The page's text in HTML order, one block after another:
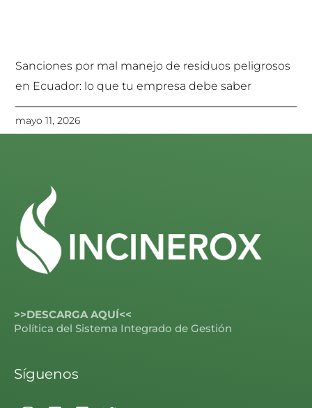
Sanciones por mal manejo de residuos peligrosos
en Ecuador: lo que tu empresa debe saber
mayo 11, 2026
>>DESCARGA AQUÍ<<
Política del Sistema Integrado de Gestión
Síguenos